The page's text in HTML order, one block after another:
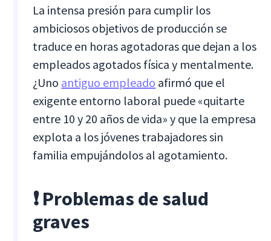
La intensa presión para cumplir los
ambiciosos objetivos de producción se
traduce en horas agotadoras que dejan a los
empleados agotados física y mentalmente.
¿Uno antiguo empleado afirmó que el
exigente entorno laboral puede «quitarte
entre 10 y 20 años de vida» y que la empresa
explota a los jóvenes trabajadores sin
familia empujándolos al agotamiento.
❗ Problemas de salud
graves